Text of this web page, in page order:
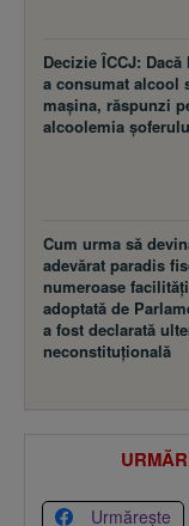
Decizie ÎCCJ:
a consumat alcool
maşina, răspunzi
alcoolemia
Cum urma să
adevărat paradis
numeroase
adoptată de
a fost declarată
neconstituţională
Urmărește